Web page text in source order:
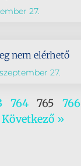
27.
nem elérhető
27.
764 765 766
Következő »